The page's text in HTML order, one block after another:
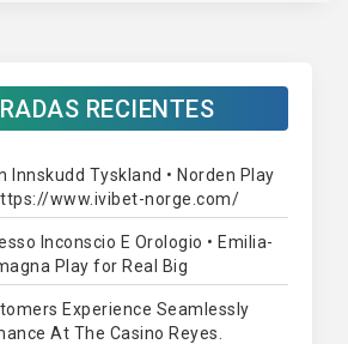
RECIENTES
Innskudd Tyskland • Norden Play
www.ivibet-norge.com/
Inconscio E Orologio • Emilia-
Play for Real Big
Experience Seamlessly
At The Casino Reyes.